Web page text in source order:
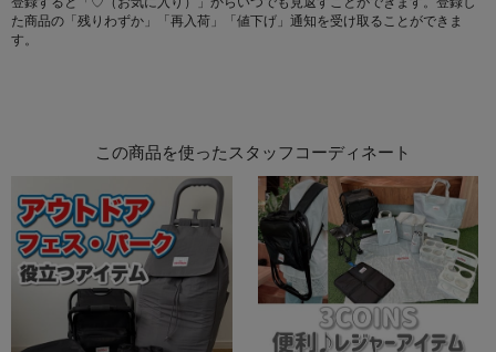
た商品の「残りわずか」「再入荷」「値下げ」通知を受け取ることができま
す。
この商品を使ったスタッフコーディネート